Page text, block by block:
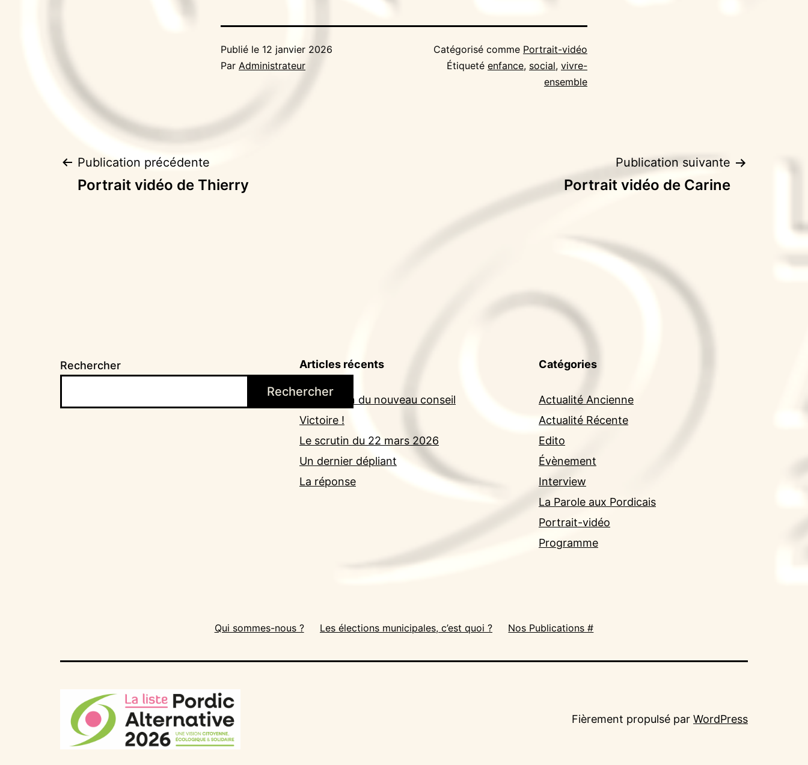
Publié le 12 janvier 2026
Par Administrateur
Catégorisé comme Portrait-vidéo
Étiqueté enfance, social, vivre-
ensemble
Navigation
Publication précédente
Portrait vidéo de Thierry
Publication suivante
Portrait vidéo de Carine
Rechercher
Rechercher
Articles récents
Installation du nouveau conseil
Victoire !
Le scrutin du 22 mars 2026
Un dernier dépliant
La réponse
Catégories
Actualité Ancienne
Actualité Récente
Edito
Évènement
Interview
La Parole aux Pordicais
Portrait-vidéo
Programme
Qui sommes-nous ? Les élections municipales, c’est quoi ? Nos Publications #
Fièrement propulsé par WordPress